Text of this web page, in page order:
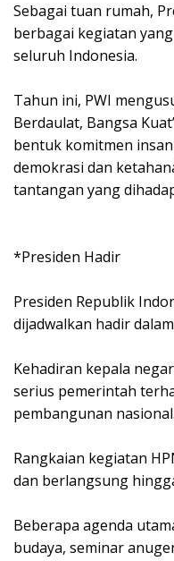
Sebagai tuan rumah,
berbagai kegiatan
seluruh Indonesia.
Tahun ini, PWI
Berdaulat, Bangsa
bentuk komitmen
demokrasi dan
tantangan yang
*Presiden Hadir
Presiden Republik
dijadwalkan hadir
Kehadiran kepala
serius pemerintah
pembangunan nasional.
Rangkaian kegiatan
dan berlangsung
Beberapa agenda
budaya, seminar